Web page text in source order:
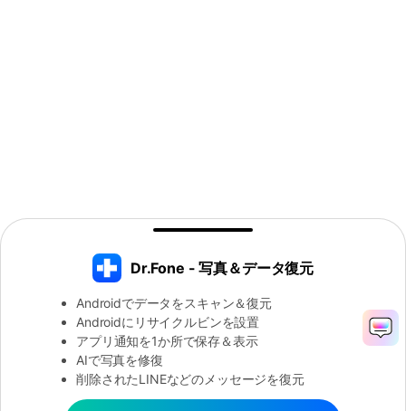
Dr.Fone - 写真＆データ復元
Dr.Fone - 写真＆データ復元
Androidでデータをスキャン＆復元
Androidにリサイクルビンを設置
アプリ通知を1か所で保存＆表示
AIで写真を修復
削除されたLINEなどのメッセージを復元